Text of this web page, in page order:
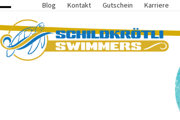
Skip
content
Blog Kontakt Gutschein Karriere
Open
mobile
menu
Close
mobile
menu